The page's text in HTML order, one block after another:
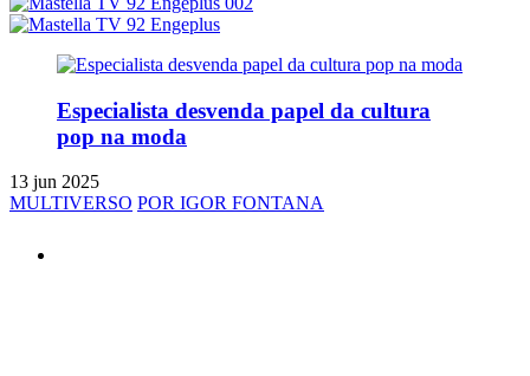
Especialista desvenda papel da cultura
pop na moda
13 jun 2025
MULTIVERSO POR IGOR FONTANA